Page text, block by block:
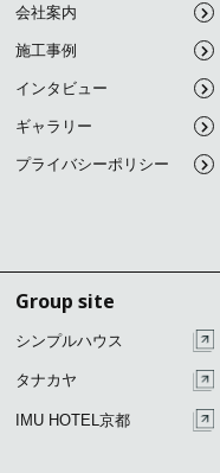
会社案内
施工事例
インタビュー
ギャラリー
プライバシーポリシー
Group site
シンプルハウス
タナカヤ
IMU HOTEL京都